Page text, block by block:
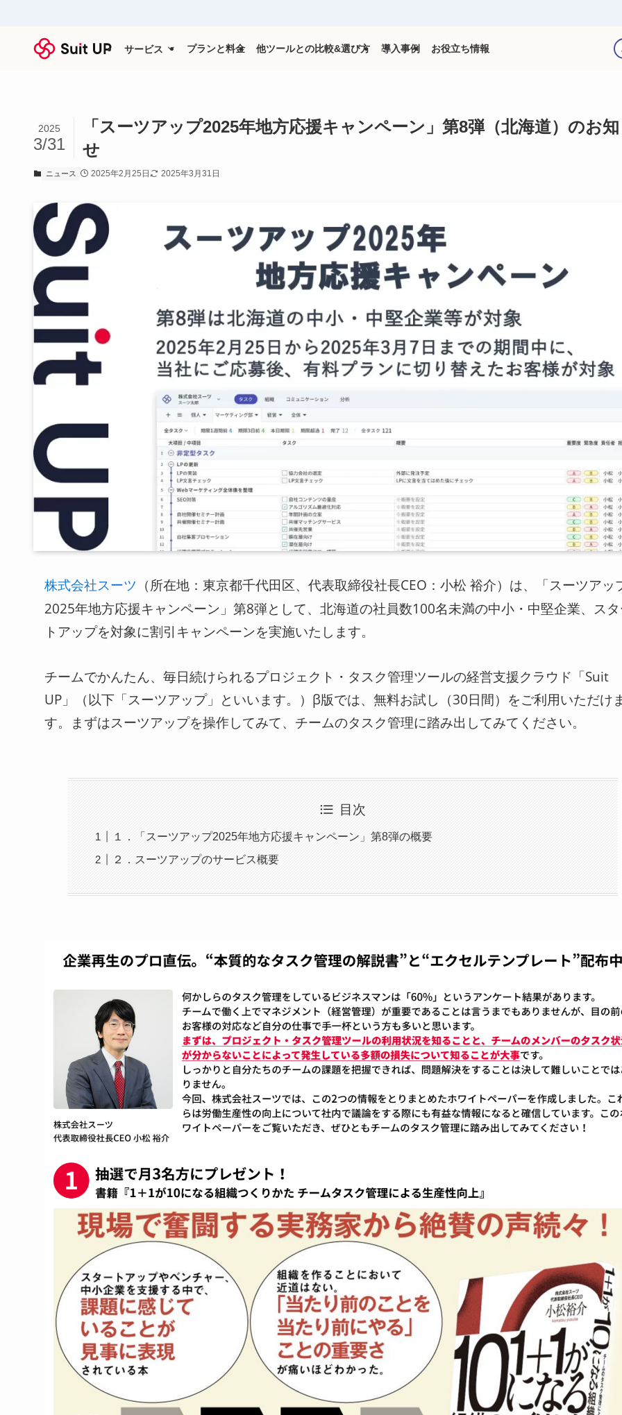
サービス プランと料金 他ツールとの比較&選び方 導入事例 お役立ち情報
「スーツアップ2025年地方応援キャンペーン」第8弾（北海道）のお
せ
2025
3/31
ニュース 2025年2月25日 2025年3月31日
株式会社スーツ
（所在地：東京都千代田区、代表取締役社長CEO：小松 裕介）は、「スーツアッ
2025年地方応援キャンペーン」第8弾として、北海道の社員数100名未満の中小・中堅企業、ス
トアップを対象に割引キャンペーンを実施いたします。
チームでかんたん、毎日続けられるプロジェクト・タスク管理ツールの経営支援クラウド「Suit
UP」（以下「スーツアップ」といいます。）β版では、無料お試し（30日間）をご利用いただけ
す。まずはスーツアップを操作してみて、チームのタスク管理に踏み出してみてください。
目次
１．「スーツアップ2025年地方応援キャンペーン」第8弾の概要
２．スーツアップのサービス概要